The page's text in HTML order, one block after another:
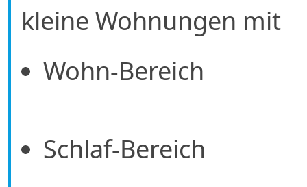
kleine Wohnungen mit
Wohn-Bereich
Schlaf-Bereich